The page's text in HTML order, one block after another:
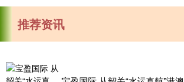
推荐资讯